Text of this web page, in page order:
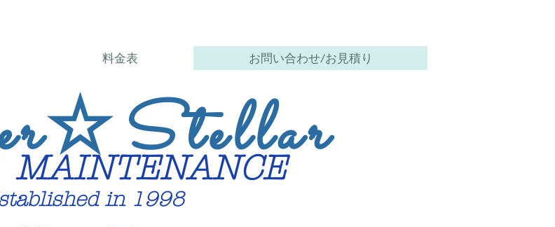
料金表 お問い合わせ/お見積り
MAINTENANCE
☆Stellar
in 1998